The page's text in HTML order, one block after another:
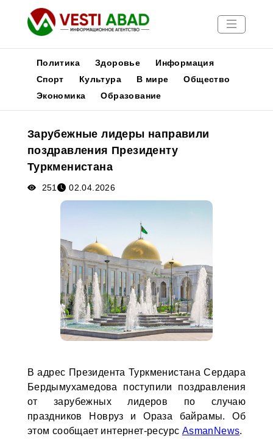
Новости
Медиа
Афиша
Политика Здоровье
Информация
Спорт
Культура В мире
Общество
Экономика
Образование
Зарубежные лидеры направили
поздравления Президенту
Туркменистана
251 02.04.2026
В адрес Президента Туркменистана Сердара
Бердымухамедова поступили поздравления
от зарубежных лидеров по случаю
праздников Новруз и Ораза байрамы. Об
этом сообщает интернет-ресурс AsmanNews.